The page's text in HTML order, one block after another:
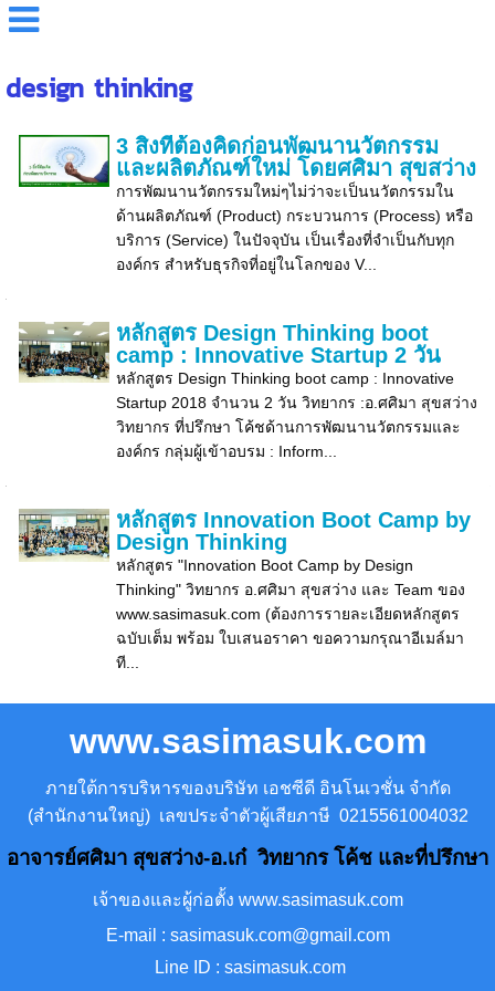
design thinking
3 สิ่งที่ต้องคิดก่อนพัฒนานวัตกรรม
และผลิตภัณฑ์ใหม่ โดยศศิมา สุขสว่าง
การพัฒนานวัตกรรมใหม่ๆไม่ว่าจะเป็นนวัตกรรมใน
ด้านผลิตภัณฑ์ (Product) กระบวนการ (Process) หรือ
บริการ (Service) ในปัจจุบัน เป็นเรื่องที่จำเป็นกับทุก
องค์กร สำหรับธุรกิจที่อยู่ในโลกของ V...
หลักสูตร Design Thinking boot
camp : Innovative Startup 2 วัน
หลักสูตร Design Thinking boot camp : Innovative
Startup 2018 จำนวน 2 วัน วิทยากร :อ.ศศิมา สุขสว่าง
วิทยากร ที่ปรึกษา โค้ชด้านการพัฒนานวัตกรรมและ
องค์กร กลุ่มผู้เข้าอบรม : Inform...
หลักสูตร Innovation Boot Camp by
Design Thinking
หลักสูตร "Innovation Boot Camp by Design
Thinking" วิทยากร อ.ศศิมา สุขสว่าง และ Team ของ
www.sasimasuk.com (ต้องการรายละเอียดหลักสูตร
ฉบับเต็ม พร้อม ใบเสนอราคา ขอความกรุณาอีเมล์มา
ที...
www.sasimasuk.com
ภายใต้การบริหารของบริษัท เอชซีดี อินโนเวชั่น จำกัด
(สำนักงานใหญ่) เลขประจำตัวผู้เสียภาษี 0215561004032
อาจารย์ศศิมา สุขสว่าง-อ.เก๋ วิทยากร โค้ช และที่ปรึกษา
เจ้าของและผู้ก่อตั้ง www.sasimasuk.com
E-mail : sasimasuk.com@gmail.com
Line ID : sasimasuk.com